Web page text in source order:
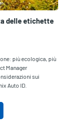
delle etichette
più ecologica, più
Manager
sui
Auto ID.